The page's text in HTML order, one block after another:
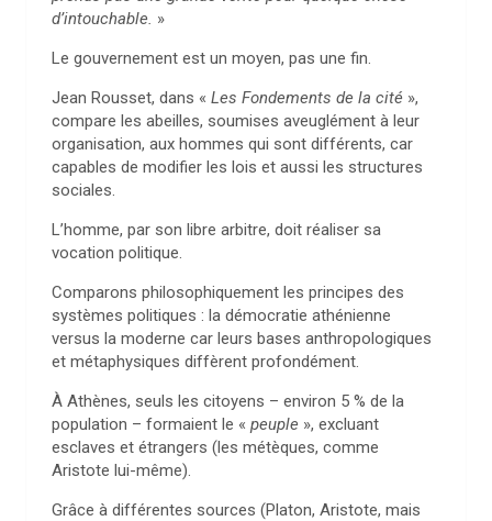
d’intouchable. »
Le gouvernement est un moyen, pas une fin.
Jean Rousset, dans « Les Fondements de la cité »,
compare les abeilles, soumises aveuglément à leur
organisation, aux hommes qui sont différents, car
capables de modifier les lois et aussi les structures
sociales.
L’homme, par son libre arbitre, doit réaliser sa
vocation politique.
Comparons philosophiquement les principes des
systèmes politiques : la démocratie athénienne
versus la moderne car leurs bases anthropologiques
et métaphysiques diffèrent profondément.
À Athènes, seuls les citoyens – environ 5 % de la
population – formaient le « peuple », excluant
esclaves et étrangers (les métèques, comme
Aristote lui-même).
Grâce à différentes sources (Platon, Aristote, mais